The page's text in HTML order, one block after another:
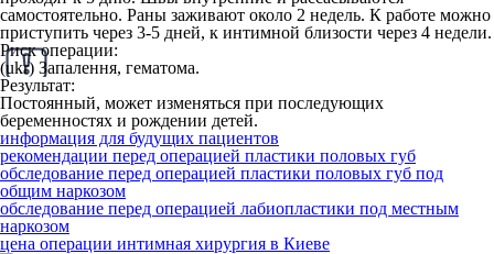
самостоятельно. Раны заживают около 2 недель. К работе можно
приступить через 3-5 дней, к интимной близости через 4 недели.
Риск операции:
(ukr) Запалення, гематома.
Результат:
Постоянный, может изменяться при последующих
беременностях и рождении детей.
информация для будущих пациентов
рекомендации перед операцией пластики половых губ
обследование перед операцией пластики половых губ под
общим наркозом
обследование перед операцией лабиопластики под местным
наркозом
цена операции интимная хирургия в Киеве